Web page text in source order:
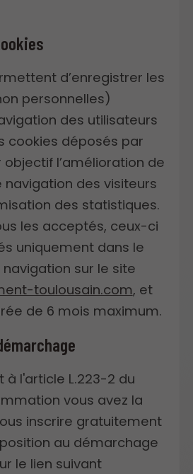
d’enregistrer les
personnelles)
des utilisateurs
cookies déposés par
objectif l’amélioration de
navigation des visiteurs
des statistiques.
les acceptés, ceux-ci
uniquement dans le
sur le site
toulousain.com, et
de 6 mois maximum.
l'article L.223-2 du
vous avez la
inscrire gratuitement
au démarchage
le lien suivant